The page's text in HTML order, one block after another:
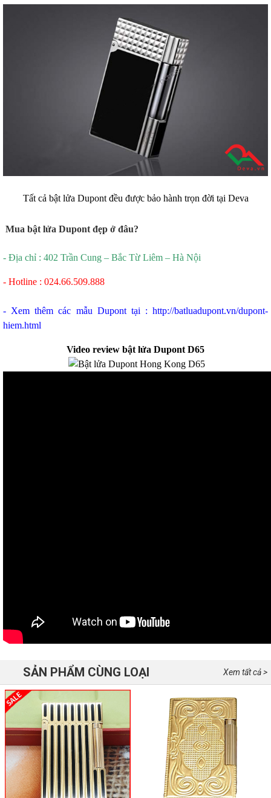
Tất cả bật lửa Dupont đều được bảo hành trọn đời tại Deva
Mua bật lửa Dupont đẹp ở đâu?
- Địa chỉ : 402 Trần Cung – Bắc Từ Liêm – Hà Nội
- Hotline : 024.66.509.888
- Xem thêm các mẫu Dupont tại : http://batluadupont.vn/dupont-
hiem.html
Video review bật lửa Dupont D65
Xem tất cả >
SẢN PHẨM CÙNG LOẠI